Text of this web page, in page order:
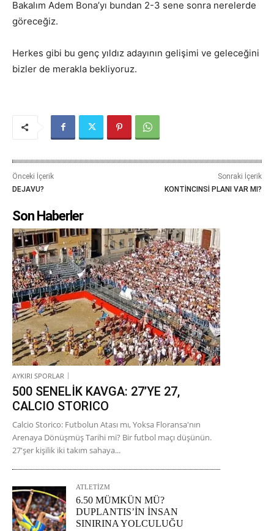
Bakalım Adem Bona’yı bundan 2-3 sene sonra nerelerde
göreceğiz.
Herkes gibi bu genç yıldız adayının gelişimi ve geleceğini
bizler de merakla bekliyoruz.
Önceki İçerik
DEJAVU?
Sonraki İçerik
KONTİNCINSİ PLANI VAR MI?
Son Haberler
AYKIRI SPORLAR
500 SENELİK KAVGA: 27’YE 27,
CALCIO STORICO
Calcio Storico: Futbolun Atası mı, Yoksa Floransa'nın
Arenaya Dönüşmüş Tarihi mi? Bir futbol maçı düşünün.
27'şer kişilik iki takım sahaya...
ATLETİZM
6.50 MÜMKÜN MÜ?
DUPLANTIS’İN İNSAN
SINIRINA YOLCULUĞU